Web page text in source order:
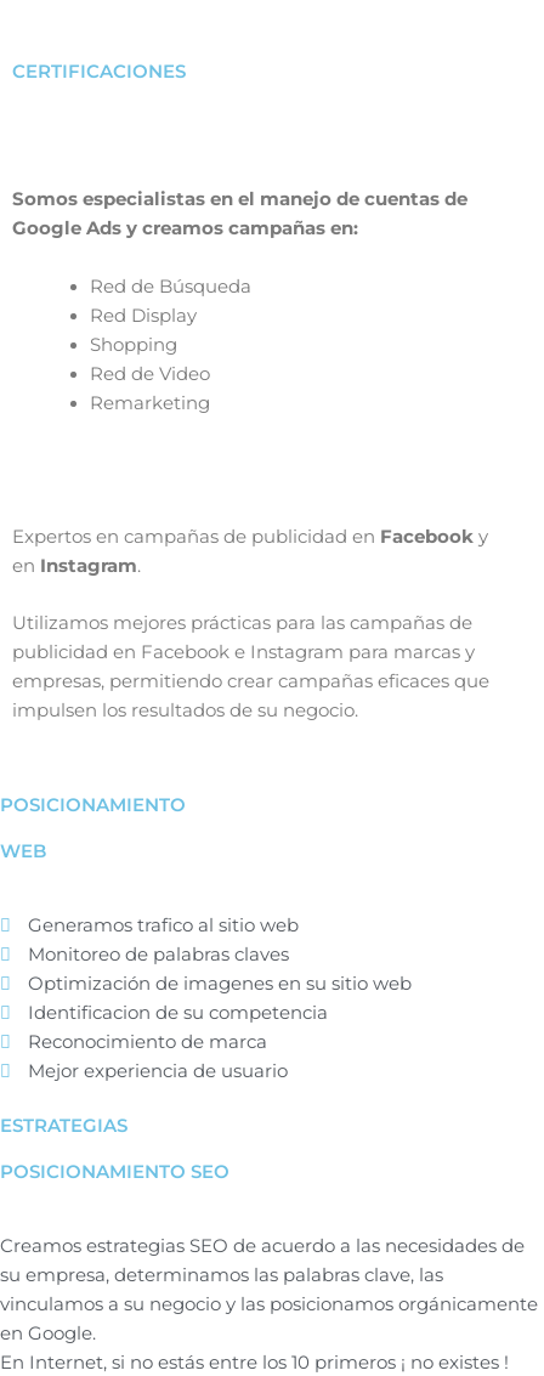
CERTIFICACIONES
Somos especialistas en el manejo de cuentas de
Google Ads y creamos campañas en:
Red de Búsqueda
Red Display
Shopping
Red de Video
Remarketing
Expertos en campañas de publicidad en Facebook y
en Instagram.
Utilizamos mejores prácticas para las campañas de
publicidad en Facebook e Instagram para marcas y
empresas, permitiendo crear campañas eficaces que
impulsen los resultados de su negocio.
POSICIONAMIENTO
WEB
Generamos trafico al sitio web
Monitoreo de palabras claves
Optimización de imagenes en su sitio web
Identificacion de su competencia
Reconocimiento de marca
Mejor experiencia de usuario
ESTRATEGIAS
POSICIONAMIENTO SEO
Creamos estrategias SEO de acuerdo a las necesidades de
su empresa, determinamos las palabras clave, las
vinculamos a su negocio y las posicionamos orgánicamente
en Google.
En Internet, si no estás entre los 10 primeros ¡ no existes !